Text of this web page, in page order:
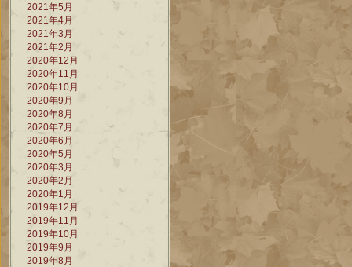
2021年5月
2021年4月
2021年3月
2021年2月
2020年12月
2020年11月
2020年10月
2020年9月
2020年8月
2020年7月
2020年6月
2020年5月
2020年3月
2020年2月
2020年1月
2019年12月
2019年11月
2019年10月
2019年9月
2019年8月